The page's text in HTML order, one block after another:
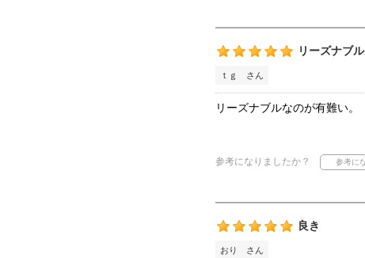
リーズナブル
ｔｇ さん
リーズナブルなのが有難い。
参考になりましたか？
良き
おり さん